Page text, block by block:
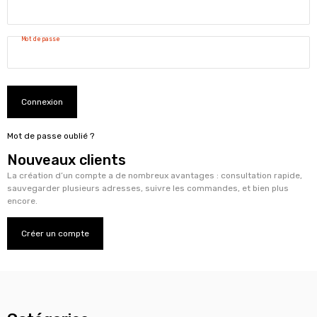
Mot de passe
Connexion
Mot de passe oublié ?
Nouveaux clients
La création d’un compte a de nombreux avantages : consultation rapide,
sauvegarder plusieurs adresses, suivre les commandes, et bien plus
encore.
Créer un compte